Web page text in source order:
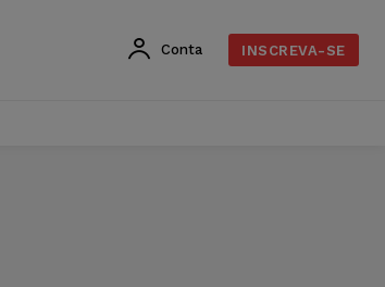
Conta INSCREVA-SE